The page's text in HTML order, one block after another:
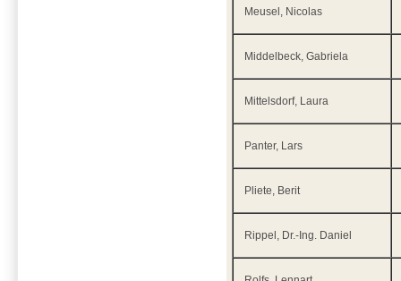
Meusel, Nicolas
Middelbeck, Gabriela
Mittelsdorf, Laura
Panter, Lars
Pliete, Berit
Rippel, Dr.-Ing. Daniel